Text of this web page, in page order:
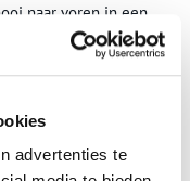
advertenties te
naar voren in een
1 april 1916:
van de Zuiderzee in
de Zuiderzee droog zal
door ingenieur dr.
de Zuiderzee doen